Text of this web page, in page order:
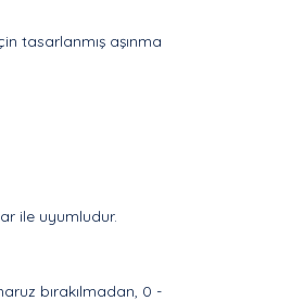
tasarlanmış aşınma
ile uyumludur.
bırakılmadan, 0 -